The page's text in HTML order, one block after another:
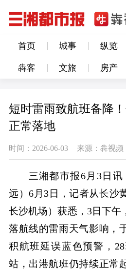
首页 城事 纵览
犇客 文旅 房产
短时雷雨致航班备降
正常落地
时间：2026-06-03 来源：犇视频
三湘都市报6月3日
远）6月3日，记者从长沙
长沙机场）获悉，3日下午
落航线的雷雨天气影响，
积航班延误蓝色预警，
站，出港航班仍持续正常